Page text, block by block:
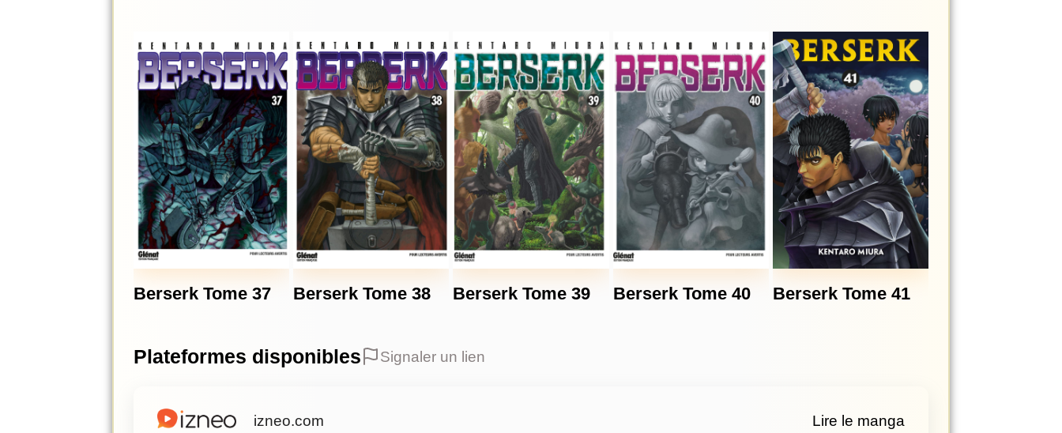
Berserk Tome 37 Berserk Tome 38 Berserk Tome 39 Berserk Tome 40 Berserk Tome 41
Plateformes disponibles Signaler un lien
izneo.com Lire le manga